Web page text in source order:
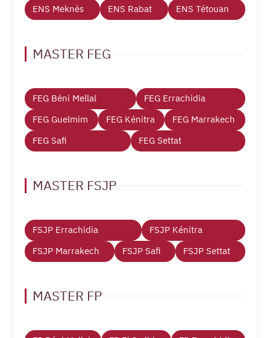
ENS Meknès
ENS Rabat ENS Tétouan
MASTER FEG
FEG Béni Mellal
FEG Errachidia
FEG Guelmim
FEG Kénitra
FEG Marrakech
FEG Safi
FEG Settat
MASTER FSJP
FSJP Errachidia
FSJP Kénitra
FSJP Marrakech
FSJP Safi FSJP Settat
MASTER FP